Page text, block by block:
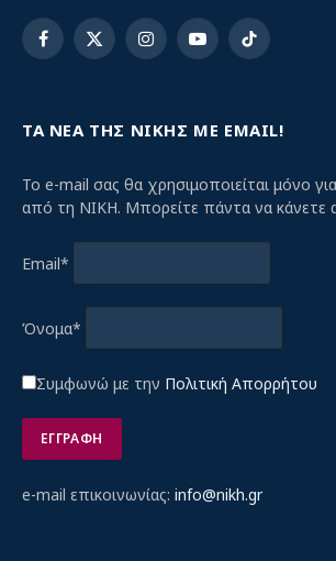
Facebook
X
InstagramYouTubeTikTok
ΤΑ ΝΕΑ ΤΗΣ ΝΙΚΗΣ ΜΕ EMAIL!
Το e-mail σας θα χρησιμοποιείται μόνο
από τη ΝΙΚΗ. Μπορείτε πάντα να κάνετε
Email*
Όνομα*
Συμφωνώ με την Πολιτική Απορρήτου
e-mail επικοινωνίας: info@nikh.gr